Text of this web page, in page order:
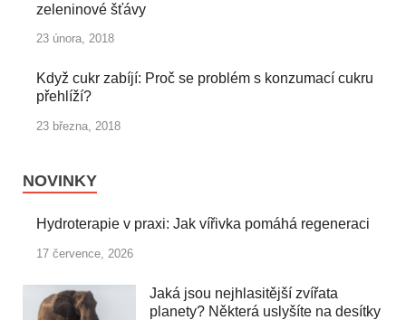
zeleninové šťávy
23 února, 2018
Když cukr zabíjí: Proč se problém s konzumací cukru
přehlíží?
23 března, 2018
NOVINKY
Hydroterapie v praxi: Jak vířivka pomáhá regeneraci
17 července, 2026
Jaká jsou nejhlasitější zvířata
planety? Některá uslyšíte na desítky